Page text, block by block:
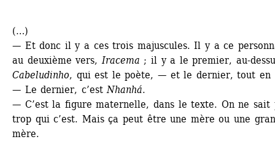
(…)
— Et donc il y a ces trois majuscules. Il y a ce
au deuxième vers, Iracema ; il y a le premier, au-
Cabeludinho, qui est le poète, — et le dernier, tout en
— Le dernier, c’est Nhanhá.
— C’est la figure maternelle, dans le texte. On ne sait
trop qui c’est. Mais ça peut être une mère ou une
mère.